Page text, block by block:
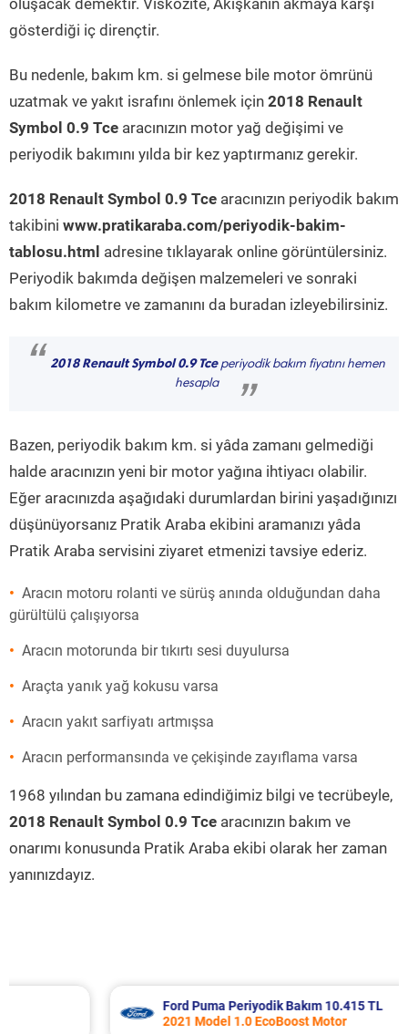
oluşacak demektir. Viskozite, Akışkanın akmaya karşı
gösterdiği iç dirençtir.
Bu nedenle, bakım km. si gelmese bile motor ömrünü
uzatmak ve yakıt israfını önlemek için 2018 Renault
Symbol 0.9 Tce aracınızın motor yağ değişimi ve
periyodik bakımını yılda bir kez yaptırmanız gerekir.
2018 Renault Symbol 0.9 Tce aracınızın periyodik bakım
takibini www.pratikaraba.com/periyodik-bakim-
tablosu.html adresine tıklayarak online görüntülersiniz.
Periyodik bakımda değişen malzemeleri ve sonraki
bakım kilometre ve zamanını da buradan izleyebilirsiniz.
“ 2018 Renault Symbol 0.9 Tceperiyodik bakım fiyatını hemen
hesapla
”
Bazen, periyodik bakım km. si yâda zamanı gelmediği
halde aracınızın yeni bir motor yağına ihtiyacı olabilir.
Eğer aracınızda aşağıdaki durumlardan birini yaşadığınızı
düşünüyorsanız Pratik Araba ekibini aramanızı yâda
Pratik Araba servisini ziyaret etmenizi tavsiye ederiz.
Aracın motoru rolanti ve sürüş anında olduğundan daha
gürültülü çalışıyorsa
Aracın motorunda bir tıkırtı sesi duyulursa
Araçta yanık yağ kokusu varsa
Aracın yakıt sarfiyatı artmışsa
Aracın performansında ve çekişinde zayıflama varsa
1968 yılından bu zamana edindiğimiz bilgi ve tecrübeyle,
2018 Renault Symbol 0.9 Tce aracınızın bakım ve
onarımı konusunda Pratik Araba ekibi olarak her zaman
yanınızdayız.
Ford Puma Periyodik Bakım 10.415 TL
2021 Model 1.0 EcoBoost Motor